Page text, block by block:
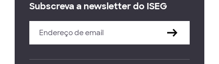
Subscreva a newsletter do ISEG